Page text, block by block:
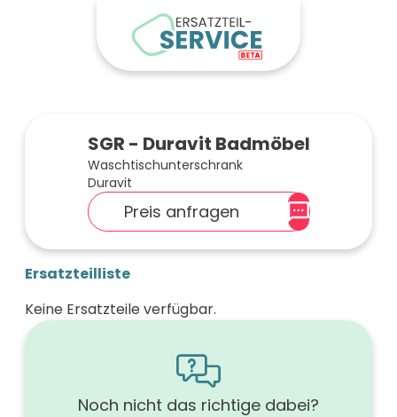
SGR - Duravit Badmöbel
Waschtischunterschrank
Duravit
Preis anfragen
Ersatzteilliste
Keine Ersatzteile verfügbar.
Noch nicht das richtige dabei?